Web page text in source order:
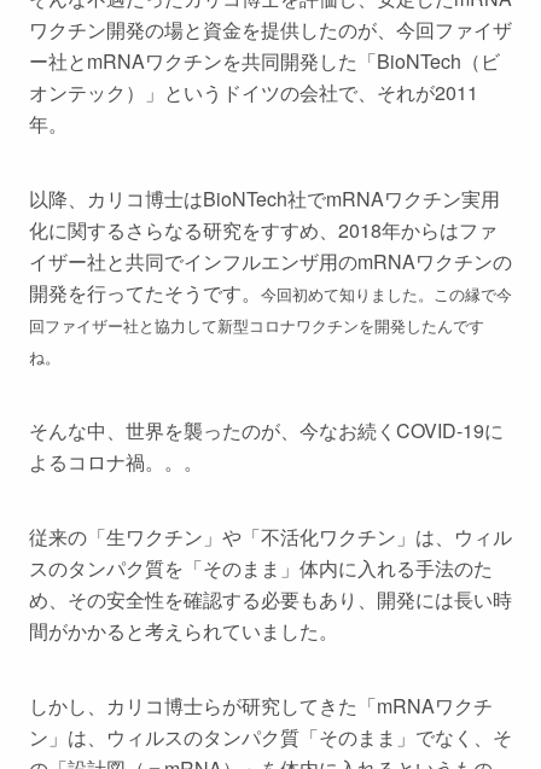
ワクチン開発の場と資金を提供したのが、今回ファイザ
ー社とmRNAワクチンを共同開発した「BioNTech（ビ
オンテック）」というドイツの会社で、それが2011
年。
以降、カリコ博士はBioNTech社でmRNAワクチン実用
化に関するさらなる研究をすすめ、2018年からはファ
イザー社と共同でインフルエンザ用のmRNAワクチンの
開発を行ってたそうです。 今回初めて知りました。この縁で今
回ファイザー社と協力して新型コロナワクチンを開発したんです
ね。
そんな中、世界を襲ったのが、今なお続くCOVID-19に
よるコロナ禍。。。
従来の「生ワクチン」や「不活化ワクチン」は、ウィル
スのタンパク質を「そのまま」体内に入れる手法のた
め、その安全性を確認する必要もあり、開発には長い時
間がかかると考えられていました。
しかし、カリコ博士らが研究してきた「mRNAワクチ
ン」は、ウィルスのタンパク質「そのまま」でなく、そ